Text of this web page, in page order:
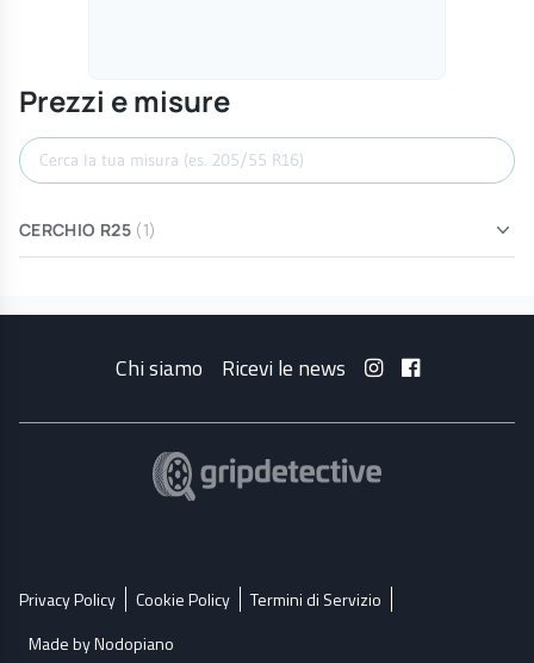
Prezzi e misure
Cerca misura
CERCHIO R25 (1)
Chi siamo Ricevi le news
Privacy Policy Cookie Policy
Termini di Servizio
Made by Nodopiano